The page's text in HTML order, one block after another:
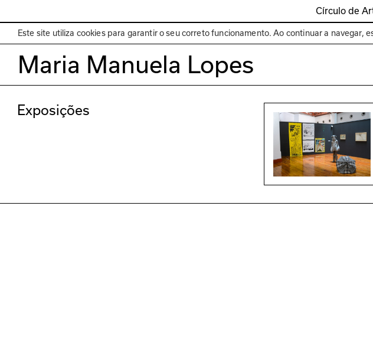
Círculo de
EN Programa Espaços
Este site utiliza cookies para garantir o seu correto funcionamento. Ao continuar a navegar,
Maria Manuela Lopes
Exposições